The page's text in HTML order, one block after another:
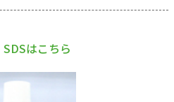
SDSはこちら